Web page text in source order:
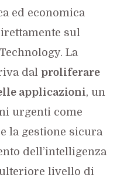
ed economica
sul
La
dal proliferare
applicazioni, un
urgenti come
la gestione sicura
dell’intelligenza
livello di